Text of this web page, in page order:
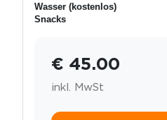
Wasser (kostenlos)
Snacks
€ 45.00
inkl. MwSt